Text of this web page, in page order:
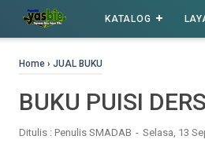
KATALOG
Home › JUAL BUKU
BUKU PUISI
Ditulis : Penulis SMADAB Selasa, 13